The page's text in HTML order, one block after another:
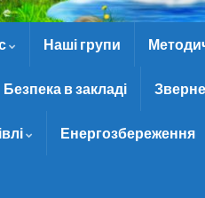
Наші групи
Безпека в закладі
Енергозбереження